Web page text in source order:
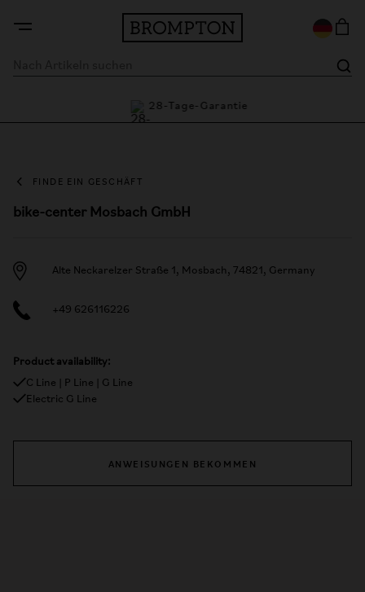
28-Tage-Garantie
FINDE EIN GESCHÄFT
bike-center Mosbach GmbH
Alte Neckarelzer Straße 1, Mosbach, 74821, Germany
+49 626116226
Product availability:
C Line | P Line | G Line
Electric G Line
ANWEISUNGEN BEKOMMEN